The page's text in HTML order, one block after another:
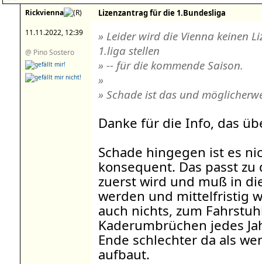
Rickvienna
11.11.2022, 12:39
@ Pino Sostero
Lizenzantrag für die 1.Bundesliga
» Leider wird die Vienna keinen
1.liga stellen
» -- für die kommende Saison.
»
» Schade ist das und
Danke für die Info, das
Schade hingegen ist es
konsequent. Das passt
zuerst wird und muß in
werden und mittelfristig
auch nichts, zum
Kaderumbrüchen jedes
Ende schlechter da als
aufbaut.